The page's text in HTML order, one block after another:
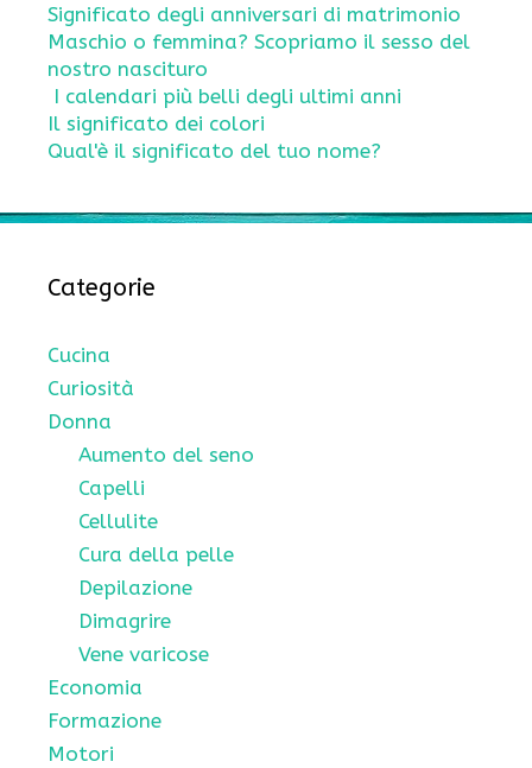
Significato degli anniversari di matrimonio
Maschio o femmina? Scopriamo il sesso del
nostro nascituro
I calendari più belli degli ultimi anni
Il significato dei colori
Qual'è il significato del tuo nome?
Categorie
Cucina
Curiosità
Donna
Aumento del seno
Capelli
Cellulite
Cura della pelle
Depilazione
Dimagrire
Vene varicose
Economia
Formazione
Motori